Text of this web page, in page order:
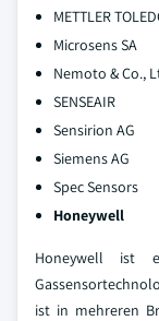
METTLER
Microsens SA
Nemoto & Co.,
SENSEAIR
Sensirion AG
Siemens AG
Spec Sensors
Honeywell
Honeywell ist
ist in mehreren